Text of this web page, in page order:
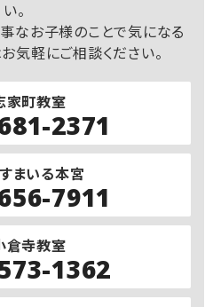
い。
なお子様のことで気になる
気軽にご相談ください。
家町教室
2371
まいる本宮
7911
倉寺教室
1362